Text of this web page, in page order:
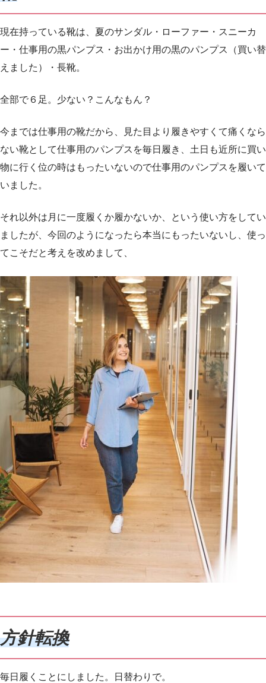
現在持っている靴は、夏のサンダル・ローファー・スニーカ
ー・仕事用の黒パンプス・お出かけ用の黒のパンプス（買い替
えました）・長靴。
全部で６足。少ない？こんなもん？
今までは仕事用の靴だから、見た目より履きやすくて痛くなら
ない靴として仕事用のパンプスを毎日履き、土日も近所に買い
物に行く位の時はもったいないので仕事用のパンプスを履いて
いました。
それ以外は月に一度履くか履かないか、という使い方をしてい
ましたが、今回のようになったら本当にもったいないし、使っ
てこそだと考えを改めまして、
方針転換
毎日履くことにしました。日替わりで。